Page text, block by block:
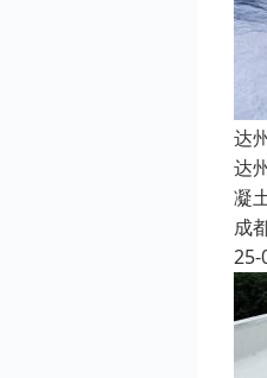
达
达
凝
成
25-